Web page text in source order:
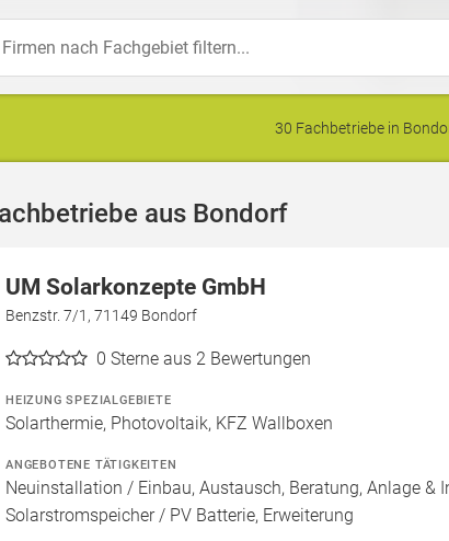
30 Fachbetriebe in
aus Bondorf
UM Solarkonzepte GmbH
Benzstr. 7/1, 71149 Bondorf
0 Sterne aus 2 Bewertungen
HEIZUNG SPEZIALGEBIETE
Solarthermie, Photovoltaik, KFZ Wallboxen
ANGEBOTENE TÄTIGKEITEN
Neuinstallation / Einbau, Austausch, Beratung, Anlage
Solarstromspeicher / PV Batterie, Erweiterung